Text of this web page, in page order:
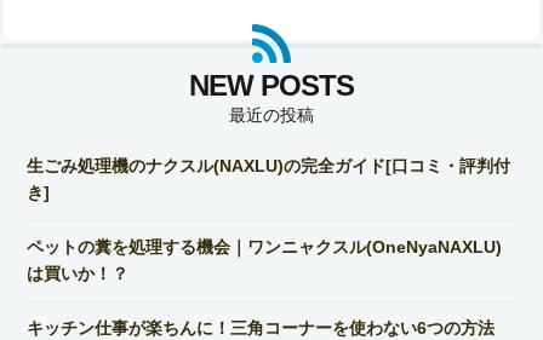
最近の投稿
生ごみ処理機のナクスル(NAXLU)の完全ガイド[口コミ・評判付
き]
ペットの糞を処理する機会｜ワンニャクスル(OneNyaNAXLU)
は買いか！？
キッチン仕事が楽ちんに！三角コーナーを使わない6つの方法